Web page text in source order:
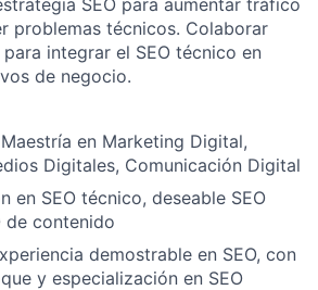
SEO para aumentar tráfico
problemas técnicos. Colaborar
integrar el SEO técnico en
de negocio.
en Marketing Digital,
Digitales, Comunicación Digital
en SEO técnico, deseable SEO
de contenido
demostrable en SEO, con
y especialización en SEO